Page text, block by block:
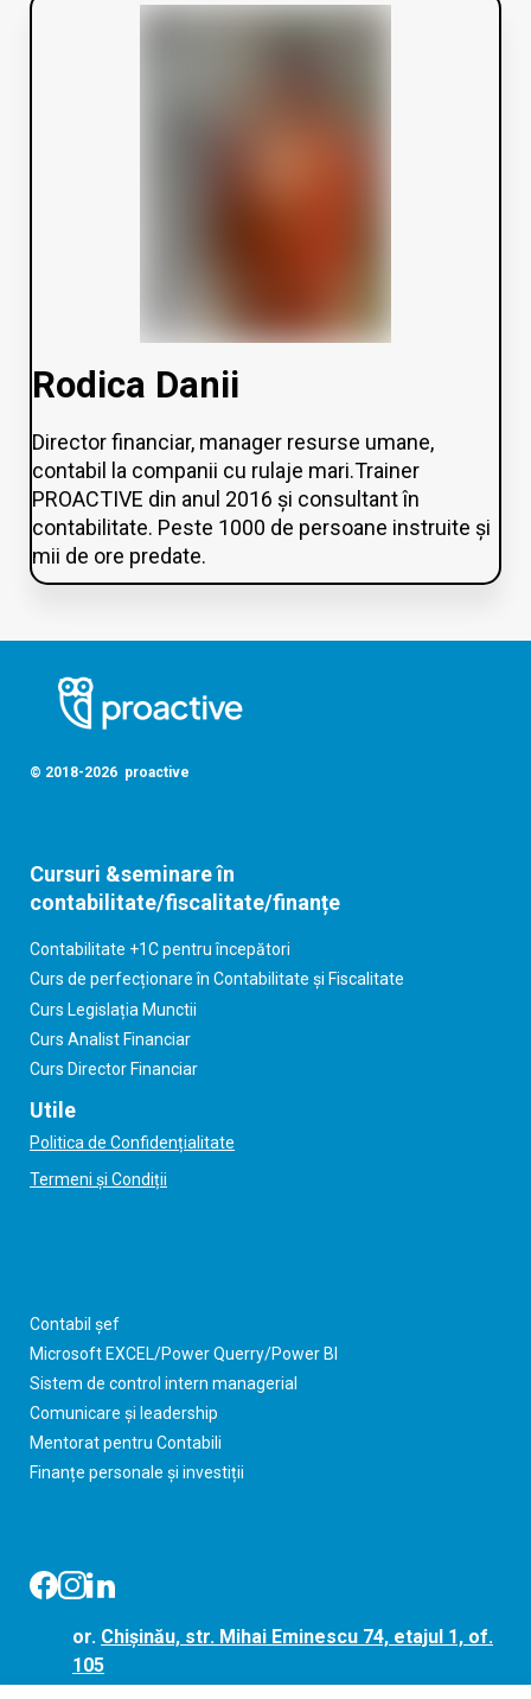
Rodica Danii
Director financiar, manager resurse umane,
contabil la companii cu rulaje mari.Trainer
PROACTIVE din anul 2016 și consultant în
contabilitate. Peste 1000 de persoane instruite și
mii de ore predate.
© 2018-2026 proactive
Cursuri &seminare în
contabilitate/fiscalitate/finanțe
Contabilitate +1C pentru începători
Curs de perfecționare în Contabilitate și Fiscalitate
Curs Legislația Munctii
Curs Analist Financiar
Curs Director Financiar
Utile
Politica de Confidențialitate
Termeni și Condiții
Contabil șef
Microsoft EXCEL/Power Querry/Power BI
Sistem de control intern managerial
Comunicare și leadership
Mentorat pentru Contabili
Finanțe personale și investiții
or. Chișinău, str. Mihai Eminescu 74, etajul 1, of.
105